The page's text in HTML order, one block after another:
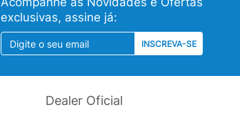
exclusivas, assine já:
INSCREVA-SE
Dealer Oficial